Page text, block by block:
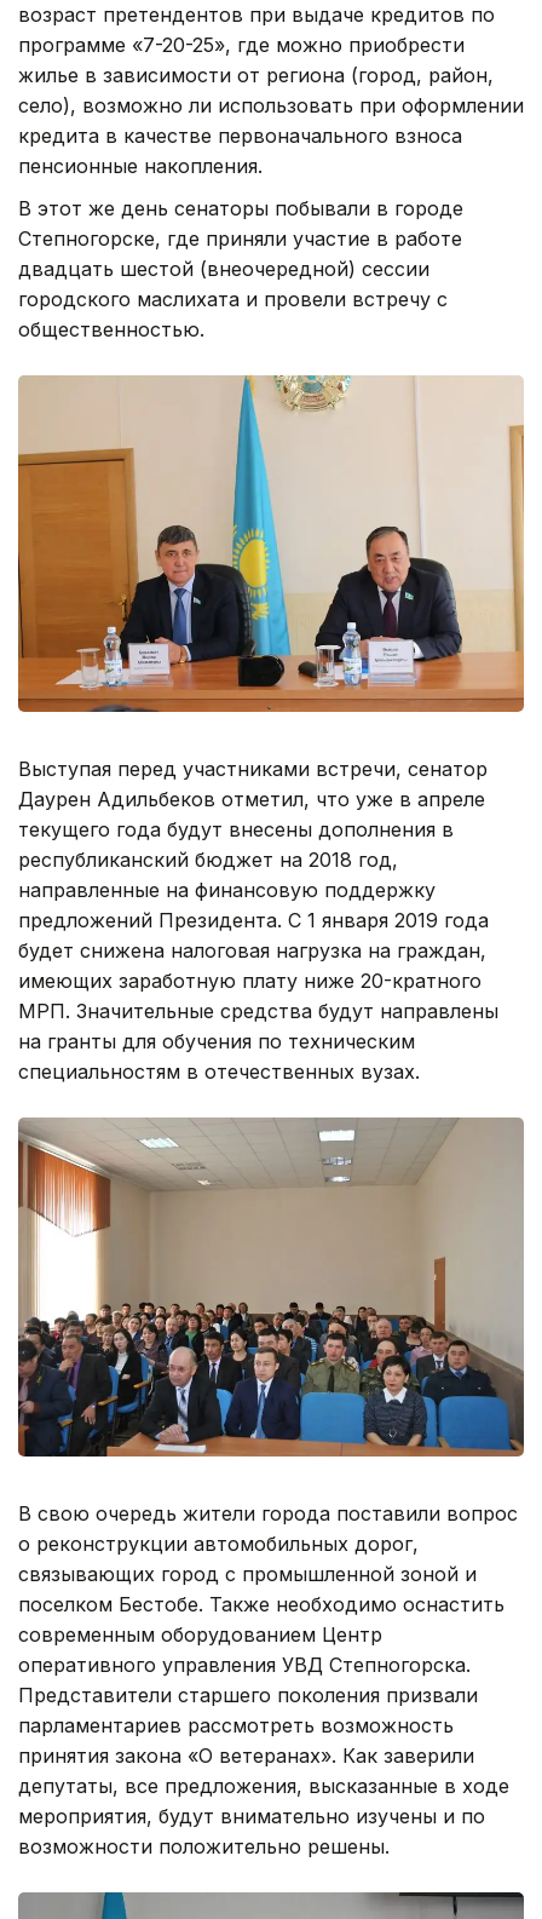
возраст претендентов при выдаче кредитов по
программе «7-20-25», где можно приобрести
жилье в зависимости от региона (город, район,
село), возможно ли использовать при оформлении
кредита в качестве первоначального взноса
пенсионные накопления.
В этот же день сенаторы побывали в городе
Степногорске, где приняли участие в работе
двадцать шестой (внеочередной) сессии
городского маслихата и провели встречу с
общественностью.
Выступая перед участниками встречи, сенатор
Даурен Адильбеков отметил, что уже в апреле
текущего года будут внесены дополнения в
республиканский бюджет на 2018 год,
направленные на финансовую поддержку
предложений Президента. С 1 января 2019 года
будет снижена налоговая нагрузка на граждан,
имеющих заработную плату ниже 20-кратного
МРП. Значительные средства будут направлены
на гранты для обучения по техническим
специальностям в отечественных вузах.
В свою очередь жители города поставили вопрос
о реконструкции автомобильных дорог,
связывающих город с промышленной зоной и
поселком Бестобе. Также необходимо оснастить
современным оборудованием Центр
оперативного управления УВД Степногорска.
Представители старшего поколения призвали
парламентариев рассмотреть возможность
принятия закона «О ветеранах». Как заверили
депутаты, все предложения, высказанные в ходе
мероприятия, будут внимательно изучены и по
возможности положительно решены.